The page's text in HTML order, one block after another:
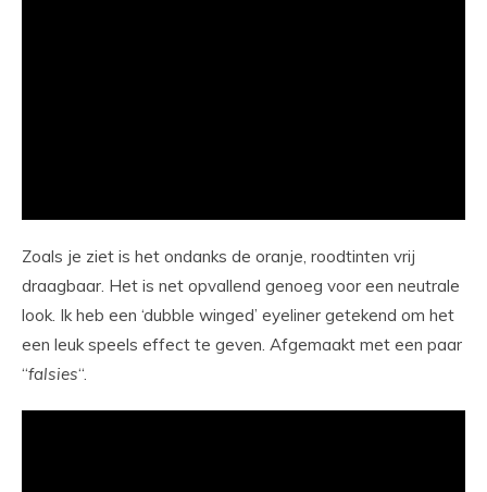
Zoals je ziet is het ondanks de oranje, roodtinten vrij
draagbaar. Het is net opvallend genoeg voor een neutrale
look. Ik heb een ‘dubble winged’ eyeliner getekend om het
een leuk speels effect te geven. Afgemaakt met een paar
“falsies“.